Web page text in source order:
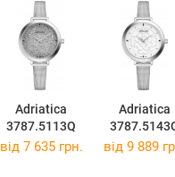
Adriatica
3787.5113Q
Adriatica
від 7 635 грн. від 9 889